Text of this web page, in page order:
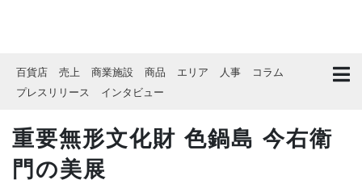
百貨店 売上 商業施設 商品 エリア 人事
コラム
プレスリリース
インタビュー
重要無形文化財 色鍋島 今右衛
門の美展